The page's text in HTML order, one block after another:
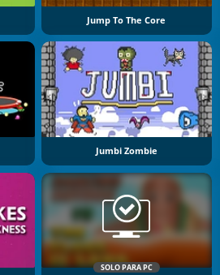
Jump To The Core
Jumbi Zombie
SOLO PARA PC